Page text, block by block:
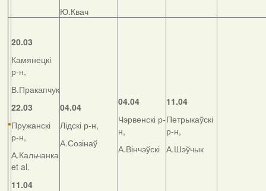
Ю.Квач
20.03
Камянецкі
р-н,
В.Пракапчук
22.03
Пружанскі
р-н,
А.Кальчанка
et al.
11.04
04.04
Лідскі р-н,
А.Созінаў
04.04
Чэрвенскі р-
н,
А.Вінчэўскі
11.04
Петрыкаўскі
р-н,
А.Шэўчык